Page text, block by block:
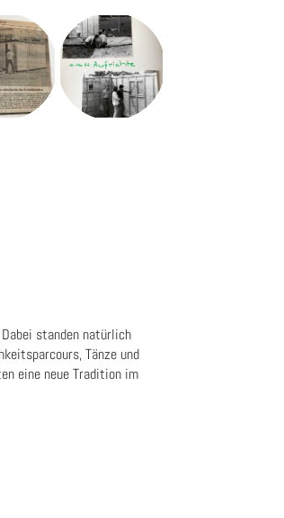
standen natürlich
Tänze und
eine neue Tradition im